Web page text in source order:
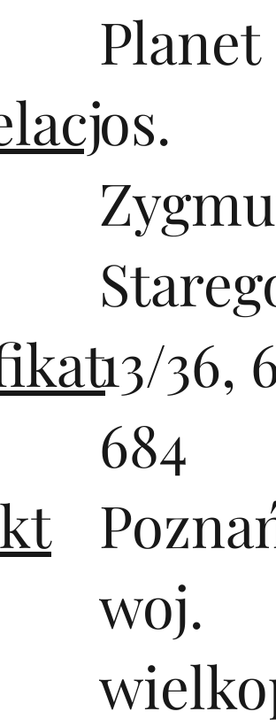
Planet
os.
13/36,
684
woj.